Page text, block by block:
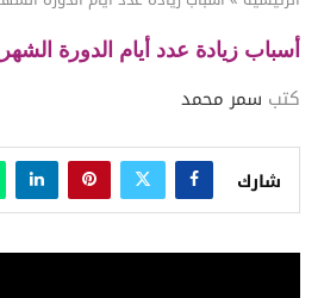
أسباب زيادة عدد أيام الدورة
كتب سمر محمد
شارك